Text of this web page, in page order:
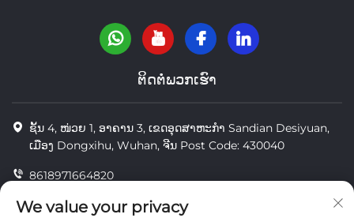
ຕິດຕໍ່ພວກເຮົາ
ຊັ້ນ 4, ໜ່ວຍ 1, ອາຄານ 3, ເຂດອຸດສາຫະກຳ Sandian Desiyuan,
ເມືອງ Dongxihu, Wuhan, ຈີນ Post Code: 430040
8618971664820
8618971664820
We value your privacy